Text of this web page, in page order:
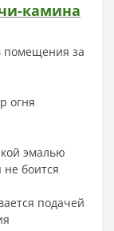
камина
помещения за
огня
эмалью
не боится
подачей